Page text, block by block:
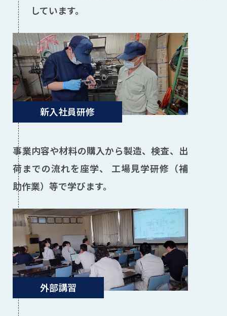
しています。
新入社員研修
事業内容や材料の購入から製造、検査、出
荷までの流れを座学、 工場見学研修（補
助作業）等で学びます。
外部講習